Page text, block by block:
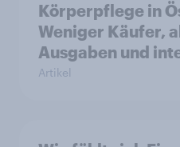
Körperpflege in
Weniger Käufer,
Ausgaben und
Artikel